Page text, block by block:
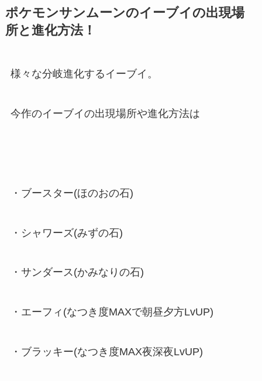
ポケモンサンムーンのイーブイの出現場
所と進化方法！
様々な分岐進化するイーブイ。
今作のイーブイの出現場所や進化方法は
・ブースター(ほのおの石)
・シャワーズ(みずの石)
・サンダース(かみなりの石)
・エーフィ(なつき度MAXで朝昼夕方LvUP)
・ブラッキー(なつき度MAX夜深夜LvUP)